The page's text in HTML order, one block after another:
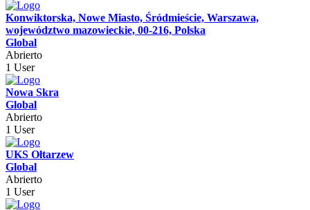
Konwiktorska, Nowe Miasto, Śródmieście, Warszawa,
województwo mazowieckie, 00-216, Polska
Global
Abrierto
1 User
Nowa Skra
Global
Abrierto
1 User
UKS Ołtarzew
Global
Abrierto
1 User